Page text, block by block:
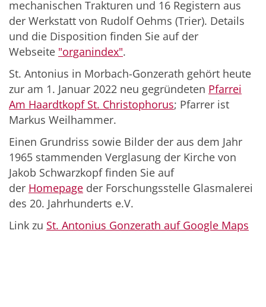
mechanischen Trakturen und 16 Registern aus
der Werkstatt von Rudolf Oehms (Trier). Details
und die Disposition finden Sie auf der
Webseite "organindex".
St. Antonius in Morbach-Gonzerath gehört heute
zur am 1. Januar 2022 neu gegründeten Pfarrei
Am Haardtkopf St. Christophorus; Pfarrer ist
Markus Weilhammer.
Einen Grundriss sowie Bilder der aus dem Jahr
1965 stammenden Verglasung der Kirche von
Jakob Schwarzkopf finden Sie auf
der Homepage der Forschungsstelle Glasmalerei
des 20. Jahrhunderts e.V.
Link zu St. Antonius Gonzerath auf Google Maps